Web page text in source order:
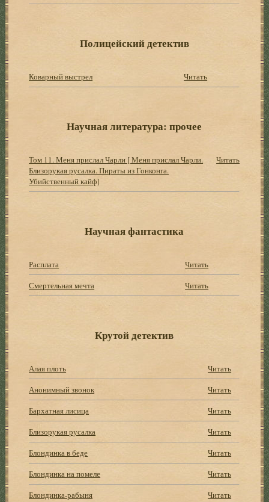
Полицейский детектив
Коварный выстрел Читать
Научная литература: прочее
Том 11. Меня прислал Чарли [ Меня прислал Чарли.
Близорукая русалка. Пираты из Гонконга.
Убийственный кайф]
Читать
Научная фантастика
Расплата
Читать
Смертельная мечта
Читать
Крутой детектив
Алая плоть
Читать
Анонимный звонок
Читать
Бархатная лисица
Читать
Близорукая русалка
Читать
Блондинка в беде
Читать
Блондинка на помеле
Читать
Блондинка-рабыня
Читать